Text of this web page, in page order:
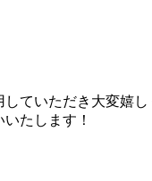
ていただき大変嬉し
たします！